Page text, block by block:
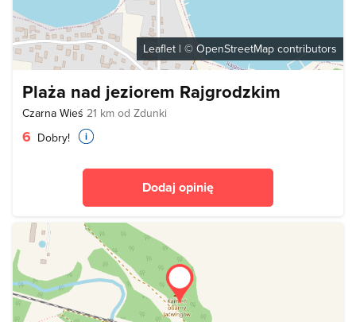
Leaflet | © OpenStreetMap contributors
Plaża nad jeziorem Rajgrodzkim
Czarna Wieś 21 km od Zdunki
6 Dobry!
Dodaj opinię